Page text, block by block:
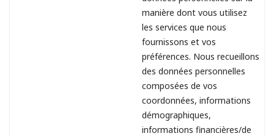
manière dont vous utilisez
les services que nous
fournissons et vos
préférences. Nous recueillons
des données personnelles
composées de vos
coordonnées, informations
démographiques,
informations financières/de